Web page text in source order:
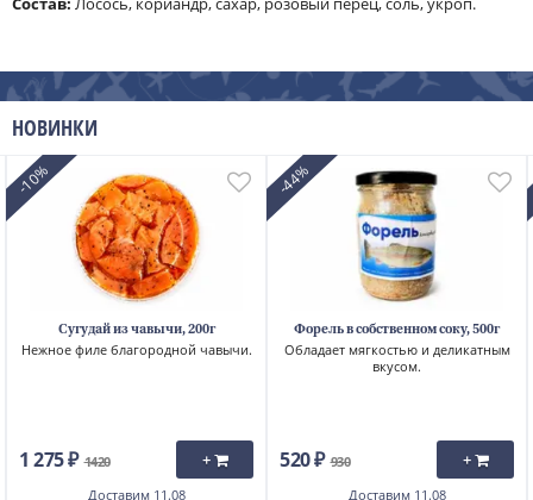
НОВИНКИ
-10%
Сугудай из чавычи, 200г
Нежное филе благородной чавычи.
1 275 ₽ 1420 +
Доставим 11.08
-44%
Форель в собственном соку, 500г
Обладает мягкостью и деликатным
вкусом.
520 ₽ 930 +
Доставим 11.08